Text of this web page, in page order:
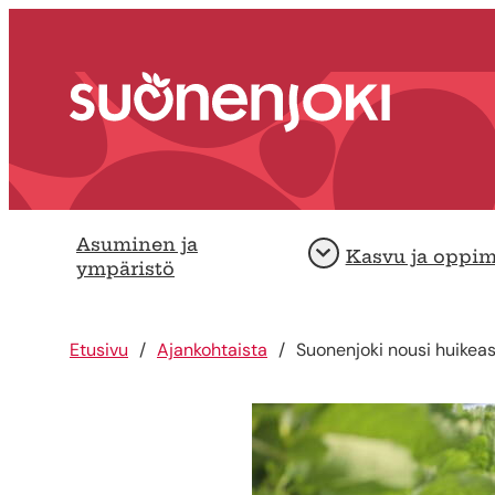
Etusivu
Asuminen ja
ympäristö
AvaaKasvu ja
Etusivu Ajankohtaista Suonenjoki nousi